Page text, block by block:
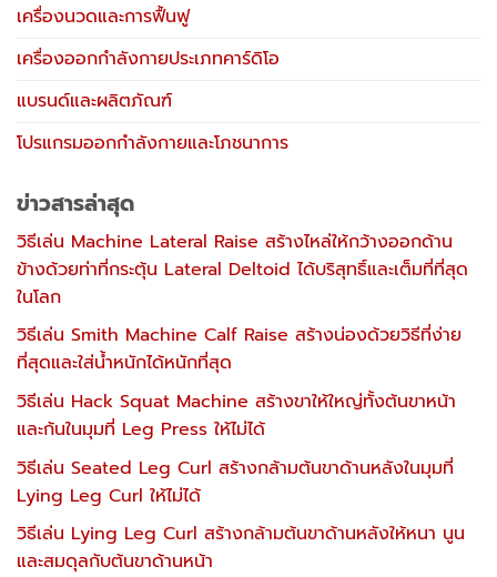
เครื่องนวดและการฟื้นฟู
เครื่องออกกำลังกายประเภทคาร์ดิโอ
แบรนด์และผลิตภัณฑ์
โปรแกรมออกกำลังกายและโภชนาการ
ข่าวสารล่าสุด
วิธีเล่น Machine Lateral Raise สร้างไหล่ให้กว้างออกด้าน
ข้างด้วยท่าที่กระตุ้น Lateral Deltoid ได้บริสุทธิ์และเต็มที่ที่สุด
ในโลก
วิธีเล่น Smith Machine Calf Raise สร้างน่องด้วยวิธีที่ง่าย
ที่สุดและใส่น้ำหนักได้หนักที่สุด
วิธีเล่น Hack Squat Machine สร้างขาให้ใหญ่ทั้งต้นขาหน้า
และก้นในมุมที่ Leg Press ให้ไม่ได้
วิธีเล่น Seated Leg Curl สร้างกล้ามต้นขาด้านหลังในมุมที่
Lying Leg Curl ให้ไม่ได้
วิธีเล่น Lying Leg Curl สร้างกล้ามต้นขาด้านหลังให้หนา นูน
และสมดุลกับต้นขาด้านหน้า